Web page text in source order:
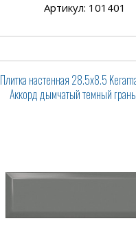
Артикул: 101401
Плитка настенная 28.5x8.5
Аккорд дымчатый темный